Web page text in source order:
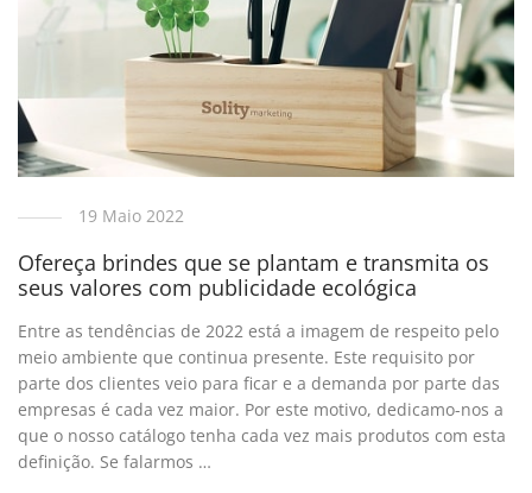
19 Maio 2022
Ofereça brindes que se plantam e transmita os
seus valores com publicidade ecológica
Entre as tendências de 2022 está a imagem de respeito pelo
meio ambiente que continua presente. Este requisito por
parte dos clientes veio para ficar e a demanda por parte das
empresas é cada vez maior. Por este motivo, dedicamo-nos a
que o nosso catálogo tenha cada vez mais produtos com esta
definição. Se falarmos …